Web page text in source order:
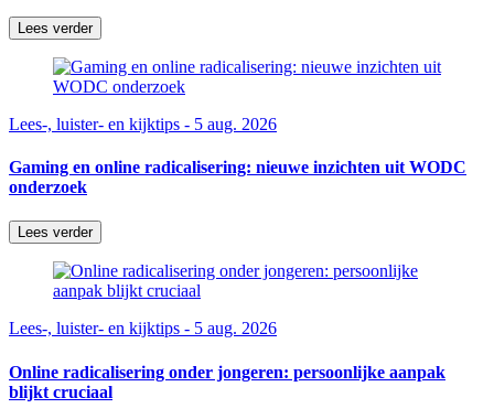
Lees verder
Lees-, luister- en kijktips - 5 aug. 2026
Gaming en online radicalisering: nieuwe inzichten uit WODC
onderzoek
Lees verder
Lees-, luister- en kijktips - 5 aug. 2026
Online radicalisering onder jongeren: persoonlijke aanpak
blijkt cruciaal